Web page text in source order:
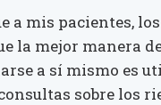
a mis pacientes,
la mejor manera
a sí mismo es
sobre los